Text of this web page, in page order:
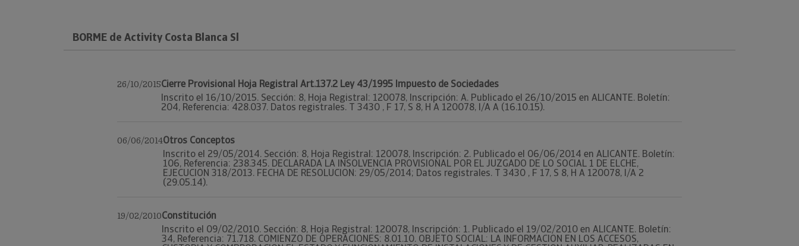
BORME de Activity Costa Blanca Sl
26/10/2015Cierre Provisional Hoja Registral Art.137.2 Ley 43/1995 Impuesto de Sociedades
Inscrito el 16/10/2015. Sección: 8, Hoja Registral: 120078, Inscripción: A. Publicado el 26/10/2015 en ALICANTE. Boletín:
204, Referencia: 428.037. Datos registrales. T 3430 , F 17, S 8, H A 120078, I/A A (16.10.15).
06/06/2014Otros Conceptos
Inscrito el 29/05/2014. Sección: 8, Hoja Registral: 120078, Inscripción: 2. Publicado el 06/06/2014 en ALICANTE. Boletín:
106, Referencia: 238.345. DECLARADA LA INSOLVENCIA PROVISIONAL POR EL JUZGADO DE LO SOCIAL 1 DE ELCHE,
EJECUCION 318/2013. FECHA DE RESOLUCION: 29/05/2014; Datos registrales. T 3430 , F 17, S 8, H A 120078, I/A 2
(29.05.14).
19/02/2010Constitución
Inscrito el 09/02/2010. Sección: 8, Hoja Registral: 120078, Inscripción: 1. Publicado el 19/02/2010 en ALICANTE. Boletín:
34, Referencia: 71.718. COMIENZO DE OPERACIONES: 8.01.10. OBJETO SOCIAL: LA INFORMACION EN LOS ACCESOS,